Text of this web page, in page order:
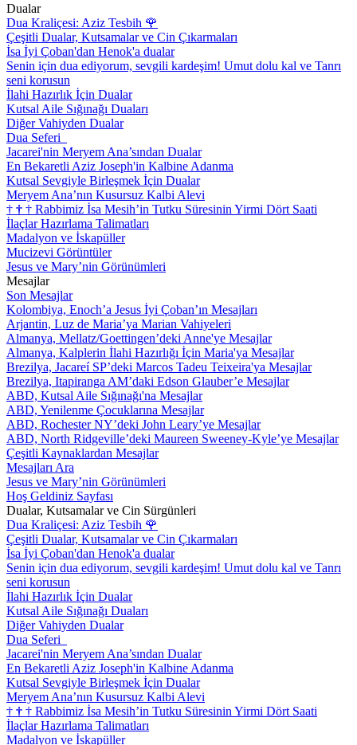
Dualar
Dua Kraliçesi: Aziz Tesbih 🌹
Çeşitli Dualar, Kutsamalar ve Cin Çıkarmaları
İsa İyi Çoban'dan Henok'a dualar
Senin için dua ediyorum, sevgili kardeşim! Umut dolu kal ve Tanrı
seni korusun
İlahi Hazırlık İçin Dualar
Kutsal Aile Sığınağı Duaları
Diğer Vahiyden Dualar
Dua Seferi
Jacarei'nin Meryem Ana’sından Dualar
En Bekaretli Aziz Joseph'in Kalbine Adanma
Kutsal Sevgiyle Birleşmek İçin Dualar
Meryem Ana’nın Kusursuz Kalbi Alevi
† † † Rabbimiz İsa Mesih’in Tutku Süresinin Yirmi Dört Saati
İlaçlar Hazırlama Talimatları
Madalyon ve İskapüller
Mucizevi Görüntüler
Jesus ve Mary’nin Görünümleri
Mesajlar
Son Mesajlar
Kolombiya, Enoch’a Jesus İyi Çoban’ın Mesajları
Arjantin, Luz de Maria’ya Marian Vahiyeleri
Almanya, Mellatz/Goettingen’deki Anne'ye Mesajlar
Almanya, Kalplerin İlahi Hazırlığı İçin Maria'ya Mesajlar
Brezilya, Jacareí SP’deki Marcos Tadeu Teixeira'ya Mesajlar
Brezilya, Itapiranga AM’daki Edson Glauber’e Mesajlar
ABD, Kutsal Aile Sığınağı'na Mesajlar
ABD, Yenilenme Çocuklarına Mesajlar
ABD, Rochester NY’deki John Leary’ye Mesajlar
ABD, North Ridgeville’deki Maureen Sweeney-Kyle’ye Mesajlar
Çeşitli Kaynaklardan Mesajlar
Mesajları Ara
Jesus ve Mary’nin Görünümleri
Hoş Geldiniz Sayfası
Dualar, Kutsamalar ve Cin Sürgünleri
Dua Kraliçesi: Aziz Tesbih 🌹
Çeşitli Dualar, Kutsamalar ve Cin Çıkarmaları
İsa İyi Çoban'dan Henok'a dualar
Senin için dua ediyorum, sevgili kardeşim! Umut dolu kal ve Tanrı
seni korusun
İlahi Hazırlık İçin Dualar
Kutsal Aile Sığınağı Duaları
Diğer Vahiyden Dualar
Dua Seferi
Jacarei'nin Meryem Ana’sından Dualar
En Bekaretli Aziz Joseph'in Kalbine Adanma
Kutsal Sevgiyle Birleşmek İçin Dualar
Meryem Ana’nın Kusursuz Kalbi Alevi
† † † Rabbimiz İsa Mesih’in Tutku Süresinin Yirmi Dört Saati
İlaçlar Hazırlama Talimatları
Madalyon ve İskapüller